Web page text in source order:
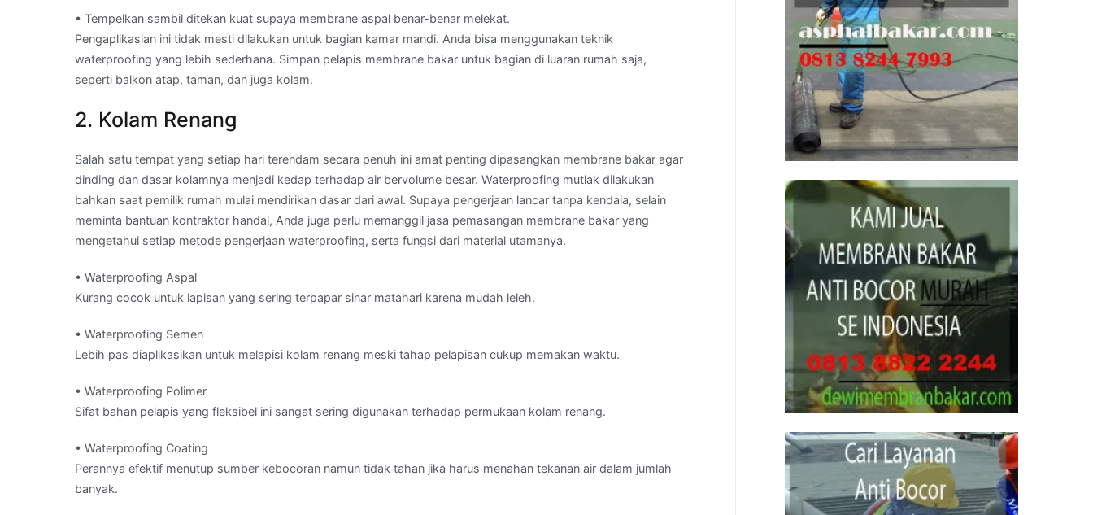
• Tempelkan sambil ditekan kuat supaya membrane aspal benar-benar melekat.
Pengaplikasian ini tidak mesti dilakukan untuk bagian kamar mandi. Anda bisa menggunakan teknik
waterproofing yang lebih sederhana. Simpan pelapis membrane bakar untuk bagian di luaran rumah saja,
seperti balkon atap, taman, dan juga kolam.
2. Kolam Renang
Salah satu tempat yang setiap hari terendam secara penuh ini amat penting dipasangkan membrane bakar agar
dinding dan dasar kolamnya menjadi kedap terhadap air bervolume besar. Waterproofing mutlak dilakukan
bahkan saat pemilik rumah mulai mendirikan dasar dari awal. Supaya pengerjaan lancar tanpa kendala, selain
meminta bantuan kontraktor handal, Anda juga perlu memanggil jasa pemasangan membrane bakar yang
mengetahui setiap metode pengerjaan waterproofing, serta fungsi dari material utamanya.
• Waterproofing Aspal
Kurang cocok untuk lapisan yang sering terpapar sinar matahari karena mudah leleh.
• Waterproofing Semen
Lebih pas diaplikasikan untuk melapisi kolam renang meski tahap pelapisan cukup memakan waktu.
• Waterproofing Polimer
Sifat bahan pelapis yang fleksibel ini sangat sering digunakan terhadap permukaan kolam renang.
• Waterproofing Coating
Perannya efektif menutup sumber kebocoran namun tidak tahan jika harus menahan tekanan air dalam jumlah
banyak.